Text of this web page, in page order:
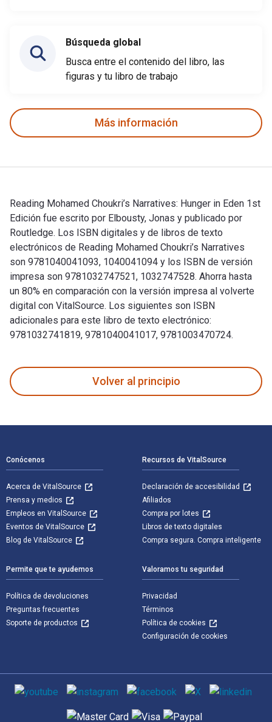
Búsqueda global
Busca entre el contenido del libro, las
figuras y tu libro de trabajo
Más información
Reading Mohamed Choukri’s Narratives: Hunger in Eden 1st
Edición fue escrito por Elbousty, Jonas y publicado por
Routledge. Los ISBN digitales y de libros de texto
electrónicos de Reading Mohamed Choukri’s Narratives
son 9781040041093, 1040041094 y los ISBN de versión
impresa son 9781032747521, 1032747528. Ahorra hasta
un 80% en comparación con la versión impresa al volverte
digital con VitalSource. Los siguientes son ISBN
adicionales para este libro de texto electrónico:
9781032741819, 9781040041017, 9781003470724.
Volver al principio
Conócenos
Acerca de VitalSource
Prensa y medios
Empleos en VitalSource
Eventos de VitalSource
Blog de VitalSource
Recursos de VitalSource
Declaración de accesibilidad
Afiliados
Compra por lotes
Libros de texto digitales
Compra segura. Compra inteligente
Permite que te ayudemos
Política de devoluciones
Preguntas frecuentes
Soporte de productos
Valoramos tu seguridad
Privacidad
Términos
Política de cookies
Configuración de cookies
Medios de comunicación social
Métodos de pago admitidos